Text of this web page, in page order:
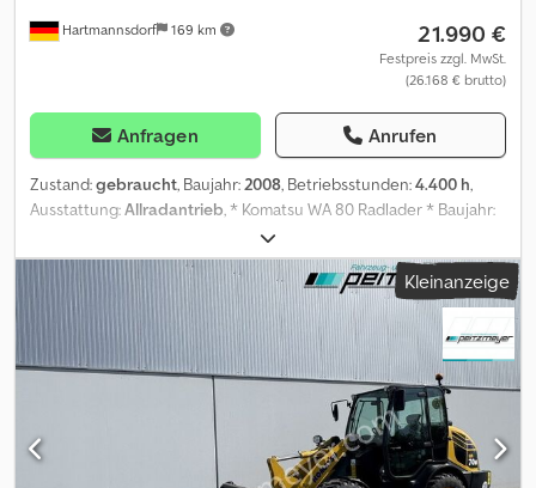
Hartmannsdorf 169 km 21.990 €
Festpreis zzgl. MwSt.
(26.168 € brutto)
Anfragen Anrufen
Zustand:gebraucht, Baujahr:2008, Betriebsstunden:4.400 h,
Ausstattung:Allradantrieb, * Komatsu WA 80 Radlader * Baujahr:
2008 * Betriebsstunden: 4.400 * Palettengabel * Schaufel *
Schnellwechsler * zul. Gesamtgewicht: 6.000 kg * Motorleistung:
45 kW * Kubota Motor * 3. Steuerkreis Wir nehmen sehr gerne
nach einer technischen und optischen Prüfung Ihre
Gebrauchtmaschine in Zahlung. Crjdpfxszrqv Dj Amasf Irrtümer,
Eingabefehler und Zwischenverkauf vorbehalten
Kleinanzeige